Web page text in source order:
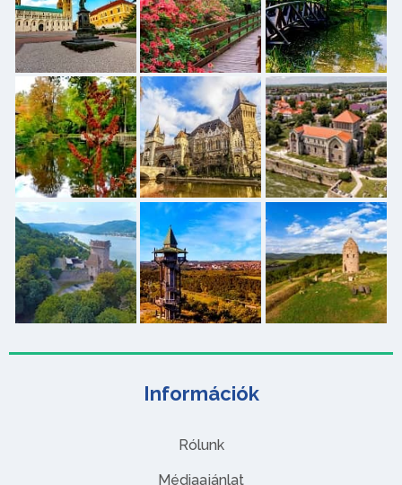
Információk
Rólunk
Médiaajánlat